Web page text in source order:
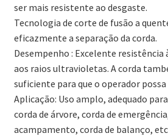
ser mais resistente ao desgaste.
Tecnologia de corte de fusão a
eficazmente a separação da corda.
Desempenho : Excelente resistência
aos raios ultravioletas. A corda
suficiente para que o operador
Aplicação: Uso amplo, adequado
corda de árvore, corda de
acampamento, corda de balanço,